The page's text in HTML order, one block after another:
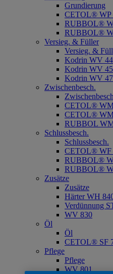
Grundierung
CETOL® WP
RUBBOL®
RUBBOL®
Versieg. & Füller
Versieg. &
Kodrin WV
Kodrin WV
Kodrin WV
Zwischenbesch.
CETOL®
CETOL®
RUBBOL
Schlussbesch.
Schlussbesch.
CETOL® WF
RUBBOL®
RUBBOL®
Zusätze
Zusätze
Härter WH
Verdünnung
WV 830
Öl
Öl
CETOL® SF
Pflege
Pflege
WV 801